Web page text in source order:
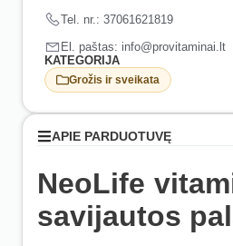
Tel. nr.: 37061621819
El. paštas: info@provitaminai.lt
KATEGORIJA
Grožis ir sveikata
APIE PARDUOTUVĘ
NeoLife
savijautos